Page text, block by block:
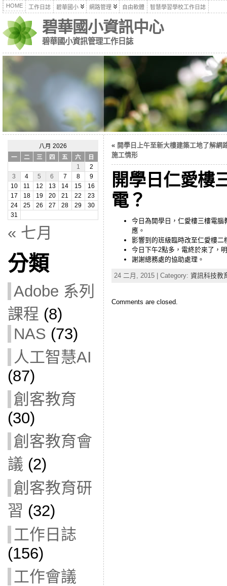
HOME 工作日誌 碧華國小 網路管理 自由軟體 智慧學習學校工作日誌
碧華國小資訊中心
碧華國小資訊管理工作日誌
八月 2026
一
二 三 四 五 六
日
1
2
3
4 5 6 7 8
9
10
11 12 13 14 15
16
17
18 19 20 21 22
23
24
25 26 27 28 29
30
31
« 七月
分類
Adobe 系列
課程 (8)
NAS (73)
人工智慧AI
(87)
創客教育
(30)
創客教育會
議 (2)
創客教育研
習 (32)
工作日誌
(156)
工作會議
« 開學日上午至新大樓建築工地了解網
施工情形
開學日仁愛樓
電？
今日為開學日，仁愛樓三樓電
應。
影響到的班級臨時改至仁愛樓二
今日下午2點多，電終於來了，
謝謝總務處的協助處理。
24 二月, 2015 | Category: 資訊科技教
Comments are closed.